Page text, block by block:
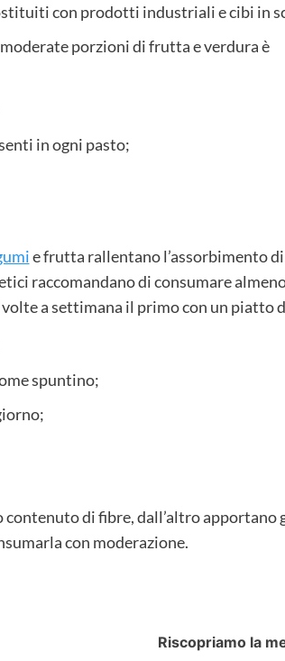
con prodotti industriali e cibi in
moderate porzioni di frutta e verdura è
in ogni pasto;
e frutta rallentano l’assorbimento
raccomandano di consumare
a settimana il primo con un piatto
spuntino;
contenuto di fibre, dall’altro apportano
con moderazione.
Riscopriamo la